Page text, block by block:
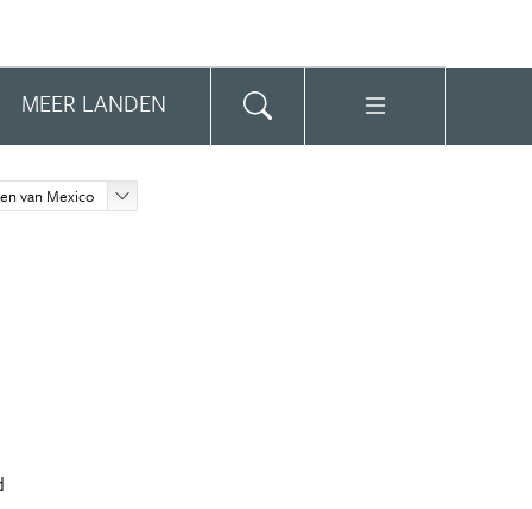
MEER LANDEN
van Mexico